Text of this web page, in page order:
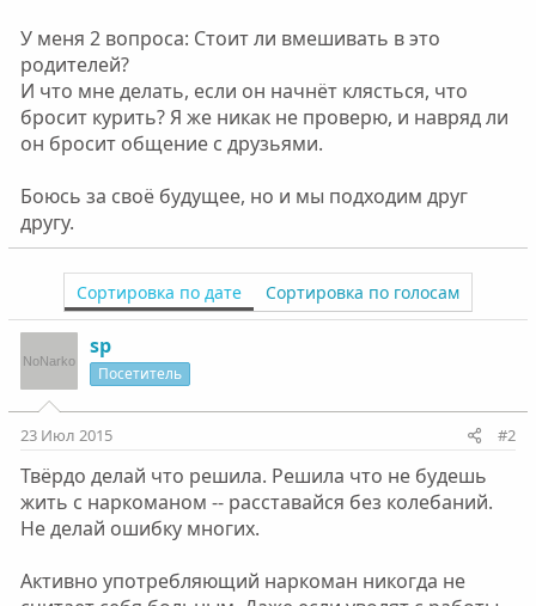
У меня 2 вопроса: Стоит ли вмешивать в это
родителей?
И что мне делать, если он начнёт клясться, что
бросит курить? Я же никак не проверю, и навряд ли
он бросит общение с друзьями.
Боюсь за своё будущее, но и мы подходим друг
другу.
Сортировка по дате Сортировка по голосам
sp
Посетитель
23 Июл 2015 #2
Твёрдо делай что решила. Решила что не будешь
жить с наркоманом -- расставайся без колебаний.
Не делай ошибку многих.
Активно употребляющий наркоман никогда не